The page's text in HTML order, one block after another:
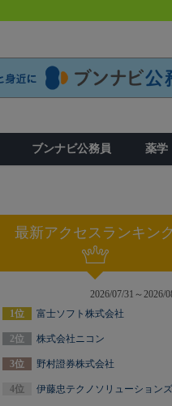
ブンナビ公務員 薬学
最新アクセスランキン
2026/07/31～2026/
富士ソフト株式会社
株式会社ニコン
野村證券株式会社